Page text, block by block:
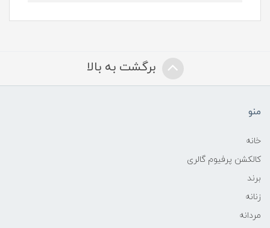
برگشت به بالا
منو
خانه
کالکشن پرفیوم گالری
برند
زنانه
مردانه